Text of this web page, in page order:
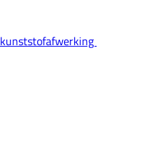
kunststofafwerking